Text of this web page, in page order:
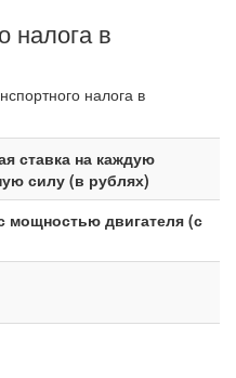
налога в
налога в
ставка на каждую
силу (в рублях)
двигателя (с